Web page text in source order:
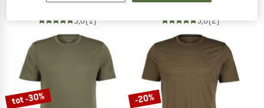
5,0(1) 5,0(2)
tot -30% -20%